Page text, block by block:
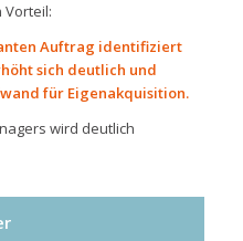
Auftrag identifiziert
sich deutlich und
für Eigenakquisition.
wird deutlich